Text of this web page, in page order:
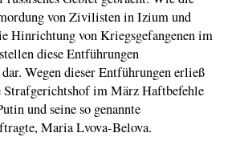
von Zivilisten in Izium und
Hinrichtung von Kriegsgefangenen im
diese Entführungen
Wegen dieser Entführungen erließ
Strafgerichtshof im März Haftbefehle
und seine so genannte
Maria Lvova-Belova.